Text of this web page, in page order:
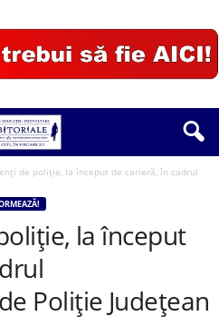
de poliție, la început de carieră, în cadrul
la început
Poliție Județean